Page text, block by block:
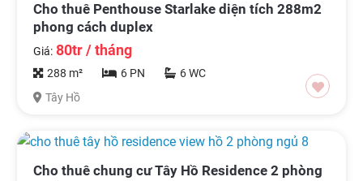
Cho thuê Penthouse Starlake diện tích 288m2
phong cách duplex
Giá:80tr / tháng
288 m² 6 PN
6 WC
Tây Hồ
Cho thuê chung cư Tây Hồ Residence 2 phòng